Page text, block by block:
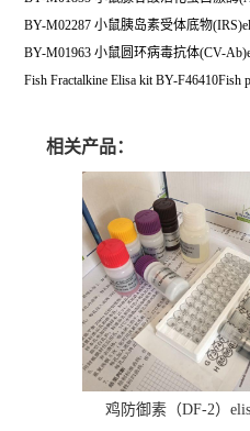
BY-M02287 小鼠胰岛素受体底物
BY-M01963 小鼠圆环病毒抗体(CV-
Fish Fractalkine Elisa kit BY-F46410Fish
相关产品：
鸡防御素（DF-2）